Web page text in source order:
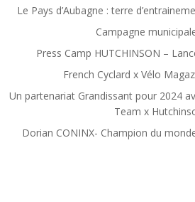
Le Pays d’Aubagne : terre
Campagne
Press Camp HUTCHINSON –
French Cyclard x Vélo
Un partenariat Grandissant pour 2024
Team x
Dorian CONINX- Champion du